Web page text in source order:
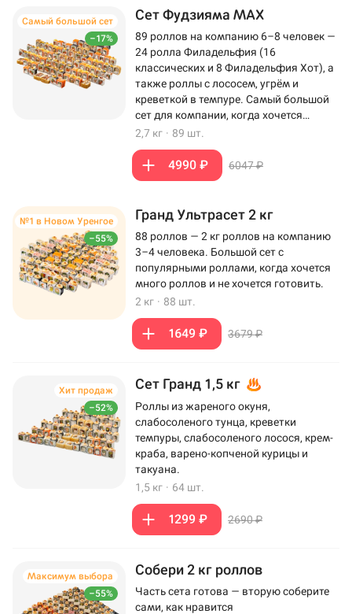
–17%
Самый большой сет Сет Фудзияма MAX
89 роллов на компанию 6–8 человек —
24 ролла Филадельфия (16
классических и 8 Филадельфия Хот), а
также роллы с лососем, угрём и
креветкой в темпуре. Самый большой
сет для компании, когда хочется
максимум роллов на столе.
2,7 кг · 89 шт.
4990 ₽ 6047 ₽
–55%
№1 в Новом Уренгое Гранд Ультрасет 2 кг
88 роллов — 2 кг роллов на компанию
3–4 человека. Большой сет с
популярными роллами, когда хочется
много роллов и не хочется готовить.
2 кг · 88 шт.
1649 ₽ 3679 ₽
–52%
Хит продаж Сет Гранд 1,5 кг
Роллы из жареного окуня,
слабосоленого тунца, креветки
темпуры, слабосоленого лосося, крем-
краба, варено-копченой курицы и
такуана.
1,5 кг · 64 шт.
1299 ₽ 2690 ₽
–55%
Максимум выбора Собери 2 кг роллов
Часть сета готова — вторую соберите
сами, как нравится